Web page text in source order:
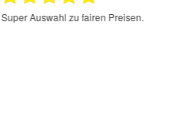
Super Auswahl zu fairen Preisen.